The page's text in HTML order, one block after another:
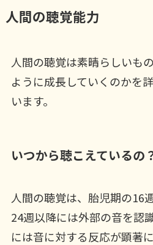
人間の聴覚能力
人間の聴覚は素晴らしいも
ように成長していくのかを
います。
いつから聴こえているの
人間の聴覚は、胎児期の16
24週以降には外部の音を認
には音に対する反応が顕著